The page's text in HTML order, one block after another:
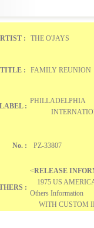
: THE O'JAYS
TITLE : FAMILY REUNION
LABEL :
PHILLADELPHIA
No. :
PZ-33807
:
<RELEASE
1975 US
Others Information
WITH CUSTOM